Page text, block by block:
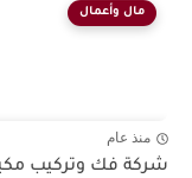
مال وأعمال
منذ عام
شركة فك وتركيب